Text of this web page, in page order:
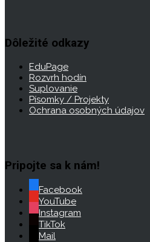
Dôležité odkazy
EduPage
Rozvrh hodín
Suplovanie
Písomky / Projekty
Ochrana osobných údajov
Pripojte sa k nám!
Facebook
YouTube
Instagram
TikTok
Mail